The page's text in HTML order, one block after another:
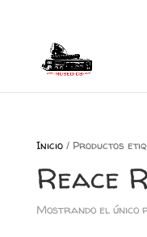
Inicio/ Productos
Reace
Mostrando el único